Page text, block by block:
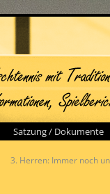
Satzung / Dokumente
3. Herren: Immer noch